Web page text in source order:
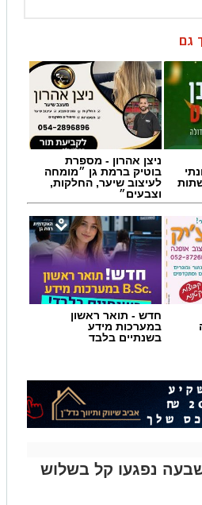
גם
ניצן אהרון - מספרת
בוטיק ברמת גן ״מומחה
לעיצוב שיער, החלקות,
וצבעים״
חדש - תואר ראשון
במערכות מידע
בשנתיים בלבד
נפגעו קל בשלוש